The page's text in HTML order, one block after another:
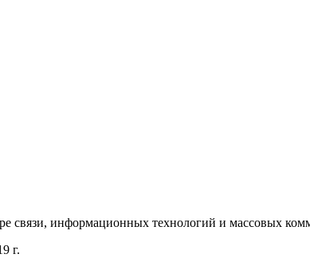
связи, информационных технологий и массовых
г.